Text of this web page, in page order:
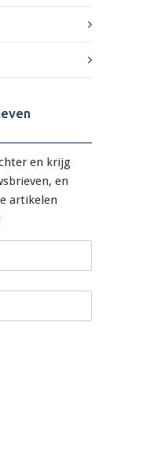
en krijg
en
artikelen